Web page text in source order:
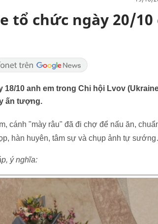
tổ chức ngày 20/10
18/10 anh em trong Chi hội Lvov
ấn tượng.
cánh "mày râu" đã đi chợ để nấu ăn,
hàn huyên, tâm sự và chụp ảnh tự
ý nghĩa: